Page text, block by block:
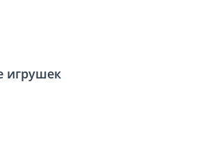
игрушек